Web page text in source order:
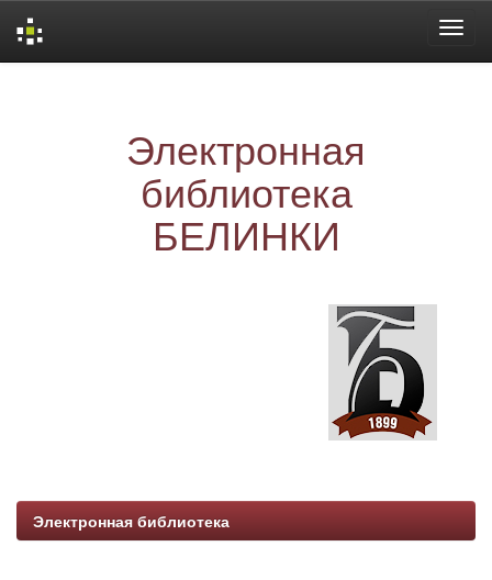
Электронная
библиотека
БЕЛИНКИ
Электронная библиотека